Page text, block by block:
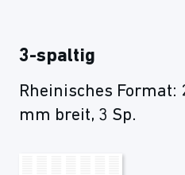
3-spaltig
Rheinisches Format:
mm breit, 3 Sp.